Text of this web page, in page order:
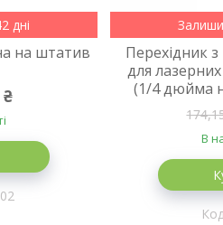
дні
на штатив
₴
Перехідник
для лазерних
(1/4 дюйма
В